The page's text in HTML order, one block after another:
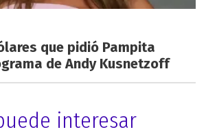
que pidió Pampita
de Andy Kusnetzoff
interesar